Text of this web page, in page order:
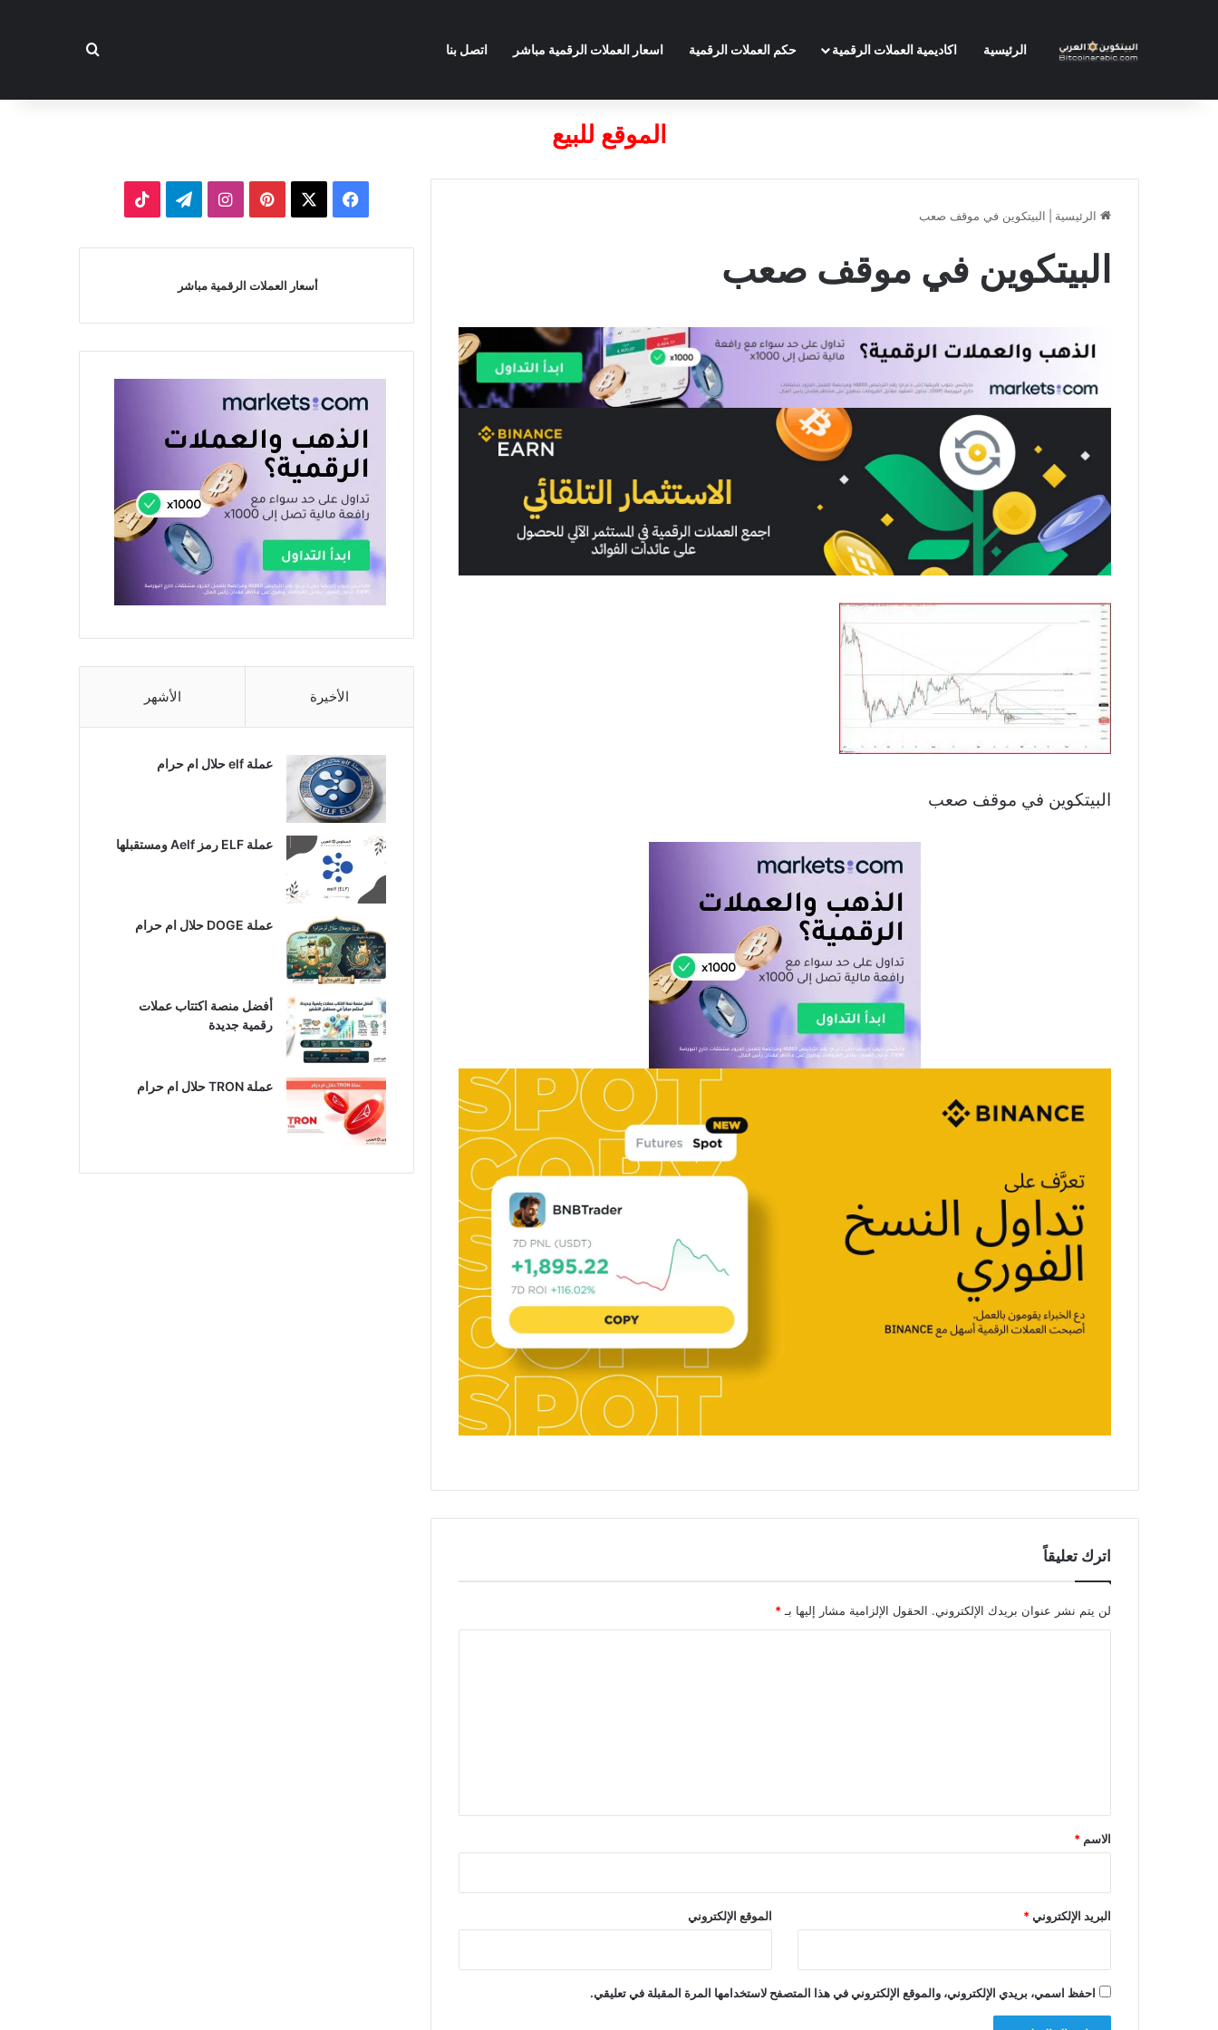
الرئيسية اكاديمية العملات الرقمية حكم العملات الرقمية اسعار العملات الرقمية مباشر اتصل بنا بحث عن
الموقع للبيع
الرئيسية البيتكوين في موقف صعب
البيتكوين في موقف صعب
البيتكوين في موقف صعب
اترك تعليقاً
لن يتم نشر عنوان بريدك الإلكتروني. الحقول الإلزامية مشار إليها بـ*
*
الاسم *
البريد الإلكتروني* الموقع الإلكتروني
احفظ اسمي، بريدي الإلكتروني، والموقع الإلكتروني في هذا المتصفح لاستخدامها المرة المقبلة في تعليقي.
فيسبوك بينتيريستانستقرامتيلقرام
أسعار العملات الرقمية مباشر
الأخيرة الأشهر
عملة elf حلال ام حرام
عملة ELF رمز Aelf ومستقبلها
عملة DOGE حلال ام حرام
أفضل منصة اكتتاب عملات
رقمية جديدة
عملة TRON حلال ام حرام​